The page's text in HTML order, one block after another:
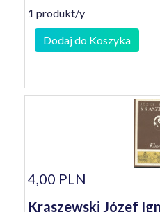
1 produkt/y
Dodaj do Koszyka
4,00 PLN
Kraszewski Józef